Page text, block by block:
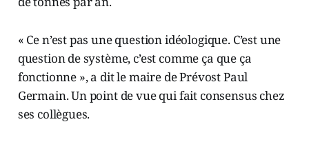
« Ce n’est pas une question idéologique. C’est une
question de système, c’est comme ça que ça
fonctionne », a dit le maire de Prévost Paul
Germain. Un point de vue qui fait consensus chez
ses collègues.